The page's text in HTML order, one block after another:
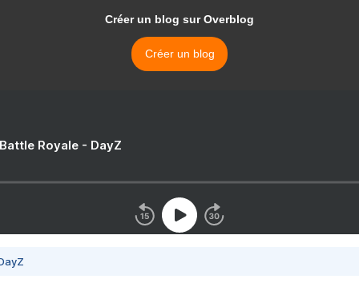
Créer un blog sur Overblog
Créer un blog
Royale - DayZ